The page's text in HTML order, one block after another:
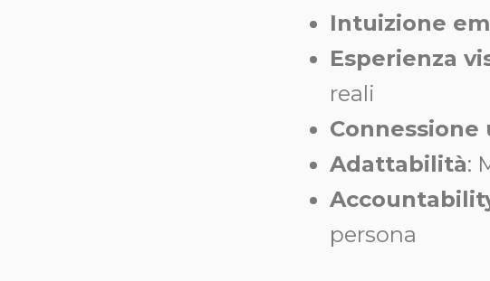
Intuizione
Esperienza
reali
Connessione
Adattabilità:
persona